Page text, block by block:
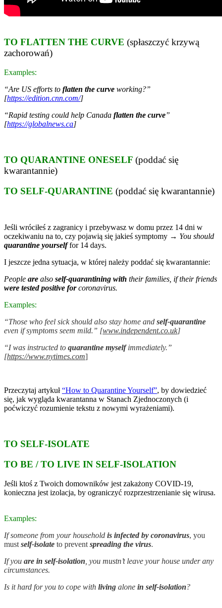
TO FLATTEN THE CURVE (spłaszczyć krzywą
zachorowań)
Examples:
“Are US efforts to flatten the curve working?”
[https://edition.cnn.com/]
“Rapid testing could help Canada flatten the curve”
[https://globalnews.ca]
TO QUARANTINE ONESELF (poddać się
kwarantannie)
TO SELF-QUARANTINE (poddać się kwarantannie)
Jeśli wróciłeś z zagranicy i przebywasz w domu przez 14 dni w
oczekiwaniu na to, czy pojawią się jakieś symptomy → You should
quarantine yourselffor 14 days.
I jeszcze jedna sytuacja, w której należy poddać się kwarantannie:
People are also self-quarantining with their families, if their friends
were tested positive for coronavirus.
Examples:
“Those who feel sick should also stay home and self-quarantine
even if symptoms seem mild.” [www.independent.co.uk]
“I was instructed to quarantine myselfimmediately.”
[https://www.nytimes.com]
Przeczytaj artykuł“How to Quarantine Yourself”, by dowiedzieć
się, jak wygląda kwarantanna w Stanach Zjednoczonych (i
poćwiczyć rozumienie tekstu z nowymi wyrażeniami).
TO SELF-ISOLATE
TO BE / TO LIVE IN SELF-ISOLATION
Jeśli ktoś z Twoich domowników jest zakażony COVID-19,
konieczna jest izolacja, by ograniczyć rozprzestrzenianie się wirusa.
Examples:
If someone from your household is infected by coronavirus, you
must self-isolate to prevent spreading the virus.
If you are in self-isolation , you mustn’t leave your house under any
circumstances.
Is it hard for you to cope with living alone in self-isolation?